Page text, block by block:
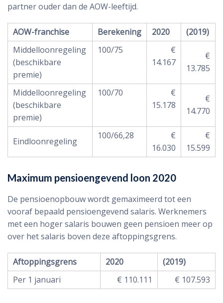
partner ouder dan de AOW-leeftijd.
AOW-franchise Berekening 2020
(2019)
Middelloonregeling
(beschikbare
premie)
100/75
€
14.167
€
13.785
Middelloonregeling
(beschikbare
premie)
100/70
€
15.178
€
14.770
Eindloonregeling
100/66,28
€
16.030
€
15.599
Maximum pensioengevend loon 2020
De pensioenopbouw wordt gemaximeerd tot een
vooraf bepaald pensioengevend salaris. Werknemers
met een hoger salaris bouwen geen pensioen meer op
over het salaris boven deze aftoppingsgrens.
Aftoppingsgrens 2020
(2019)
Per 1 januari
€ 110.111 € 107.593